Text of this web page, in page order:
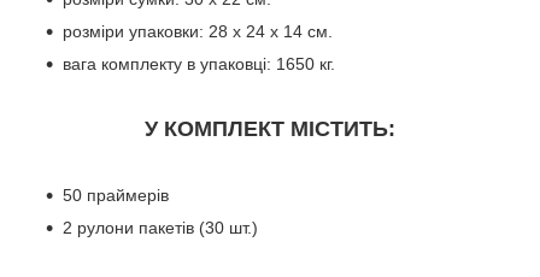
розміри упаковки: 28 х 24 х 14 см.
вага комплекту в упаковці: 1650 кг.
У КОМПЛЕКТ МІСТИТЬ:
50 праймерів
2 рулони пакетів (30 шт.)